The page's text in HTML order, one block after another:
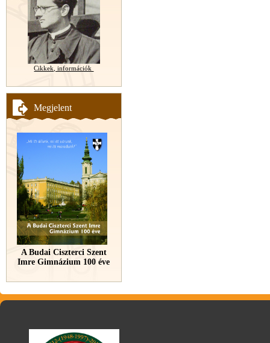
Cikkek, információk
Megjelent
A Budai Ciszterci Szent
Imre Gimnázium 100 éve